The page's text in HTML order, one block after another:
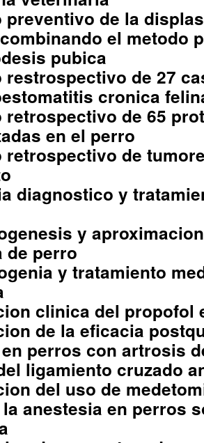
preventivo de la
el metodo
pubica
restrospectivo de 27
cronica
retrospectivo de 65
en el perro
retrospectivo de
diagnostico y
y
de perro
y tratamiento
clinica del propofol
de la eficacia
perros con artrosis
ligamiento cruzado
del uso de
anestesia en perros